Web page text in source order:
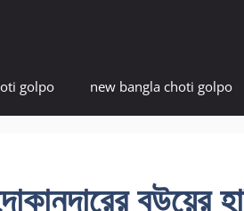
golpo new bangla choti golpo
বউয়ের